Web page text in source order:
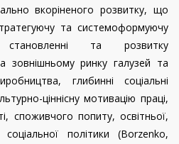
вкоріненого розвитку, що
та системоформуючу
та розвитку
зовнішньому ринку галузей та
глибинні соціальні
ціннісну мотивацію праці,
споживчого попиту, освітньої,
політики (Borzenko,